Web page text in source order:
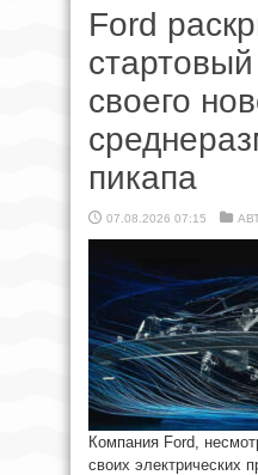
Ford
своего
пикапа
07.08.2026 07:15
Компания Ford,
своих электрических